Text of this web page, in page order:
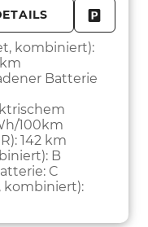
kombiniert):
Batterie
100km
142 km
B
C
kombiniert):